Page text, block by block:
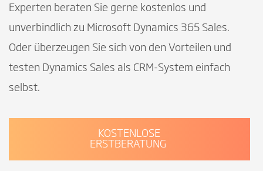
Experten beraten Sie gerne kostenlos und
unverbindlich zu Microsoft Dynamics 365 Sales.
Oder überzeugen Sie sich von den Vorteilen und
testen Dynamics Sales als CRM-System einfach
selbst.
KOSTENLOSE
ERSTBERATUNG